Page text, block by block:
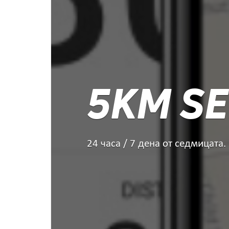
5KM
24 часа / 7 дена от седмицата.